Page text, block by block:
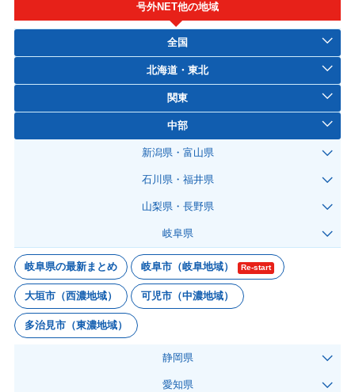
号外NET他の地域
全国
北海道・東北
関東
中部
新潟県・富山県
石川県・福井県
山梨県・長野県
岐阜県
岐阜県の最新まとめ 岐阜市（岐阜地域） Re-start
大垣市（西濃地域） 可児市（中濃地域）
多治見市（東濃地域）
静岡県
愛知県